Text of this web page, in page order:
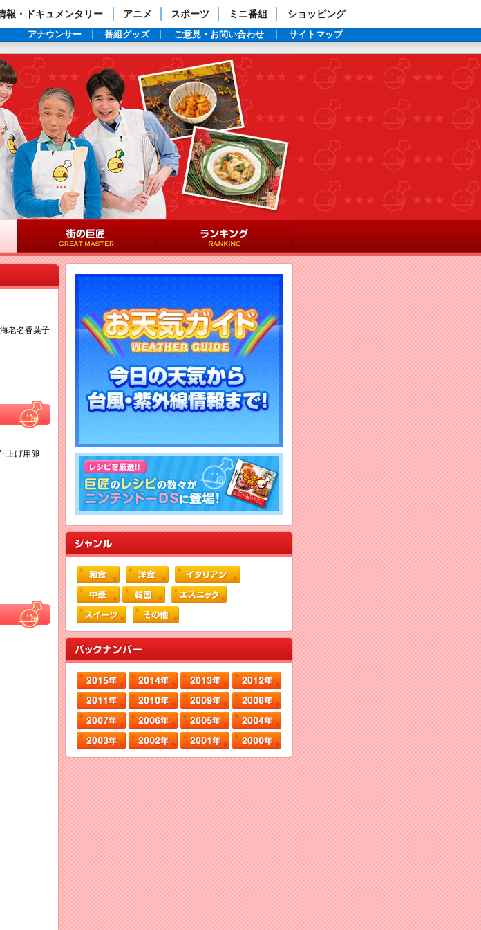
報・ドキュメンタリー アニメ スポーツ ミニ番組 ショッピング
アナウンサー 番組グッズ ご意見・お問い合わせ サイトマップ
老名香葉子
上げ用卵